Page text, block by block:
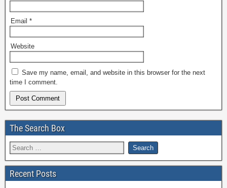
Email *
Website
Save my name, email, and website in this browser for the next
time I comment.
The Search Box
Recent Posts